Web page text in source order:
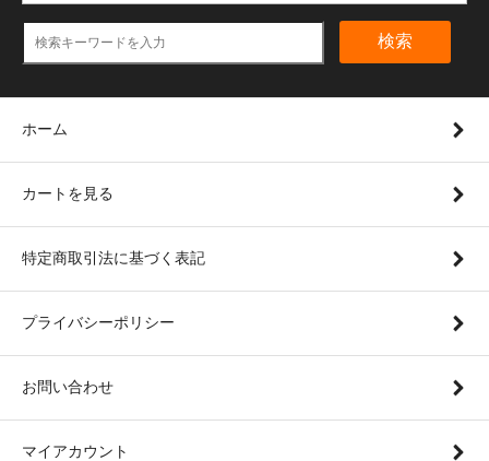
検索
ホーム
カートを見る
特定商取引法に基づく表記
プライバシーポリシー
お問い合わせ
マイアカウント